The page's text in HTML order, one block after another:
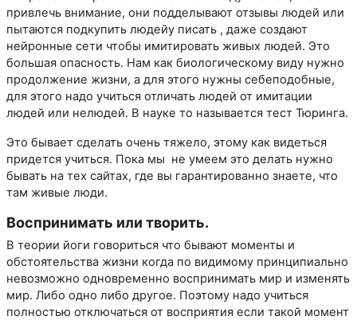
привлечь внимание, они подделывают отзывы людей или
пытаются подкупить людейу писать , даже создают
нейронные сети чтобы имитировать живых людей. Это
большая опасность. Нам как биологическому виду нужно
продолжение жизни, а для этого нужны себеподобные,
для этого надо учиться отличать людей от имитации
людей или нелюдей. В науке то называется тест Тюринга.
Это бывает сделать очень тяжело, этому как видеться
придется учиться. Пока мы не умеем это делать нужно
бывать на тех сайтах, где вы гарантированно знаете, что
там живые люди.
Воспринимать или творить.
В теории йоги говориться что бывают моменты и
обстоятельства жизни когда по видимому принципиально
невозможно одновременно воспринимать мир и изменять
мир. Либо одно либо другое. Поэтому надо учиться
полностью отключаться от восприятия если такой момент